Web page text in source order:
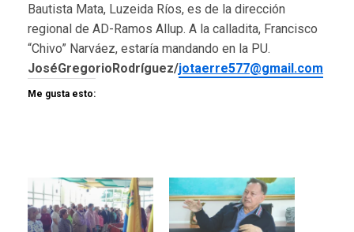
Bautista Mata, Luzeida Ríos, es de la dirección
regional de AD-Ramos Allup. A la calladita, Francisco
“Chivo” Narváez, estaría mandando en la PU.
JoséGregorioRodríguez/jotaerre577@gmail.com
Me gusta esto: